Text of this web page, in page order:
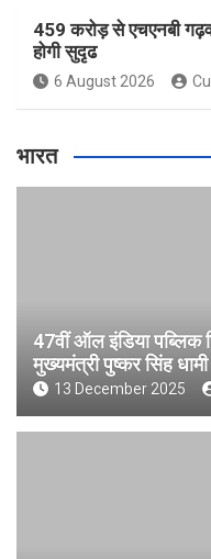
459 करोड़ से एचएनबी
होगी सुदृढ
6 August 2026
भारत
47वीं ऑल इंडिया
मुख्यमंत्री पुष्कर सिंह
13 December 2025